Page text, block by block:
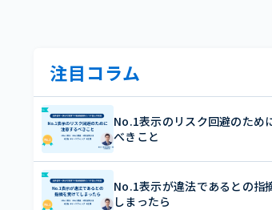
注目コラム
No.1表示のリスク回避のため
べきこと
No.1表示が違法であるとの指
しまったら